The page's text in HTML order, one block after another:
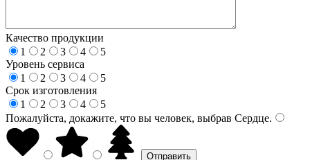
Качество продукции
1
2 3 4
5
Уровень сервиса
1
2 3 4
5
Срок изготовления
1
2 3 4
5
Пожалуйста, докажите, что вы человек, выбрав Сердце.